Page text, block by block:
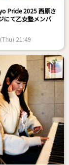
Pride 2025 西原さ
にて乙女塾メンバ
21:49